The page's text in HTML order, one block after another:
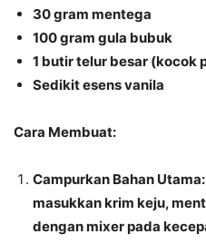
30 gram mentega
100 gram gula bubuk
1 butir telur besar (kocok
Sedikit esens vanila
Cara Membuat:
Campurkan Bahan Utama
masukkan krim keju,
dengan mixer pada